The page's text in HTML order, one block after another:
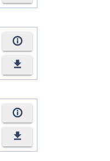
info_outline
file_download
info_outline
file_download